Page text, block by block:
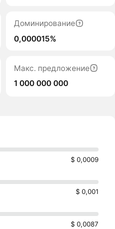
Доминирование
0,000015%
Макс. предложение
1 000 000 000
$ 0,0009
$ 0,001
$ 0,0087